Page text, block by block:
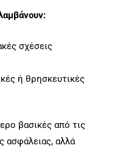
σχέσεις
ή θρησκευτικές
βασικές από τις
ασφάλειας, αλλά